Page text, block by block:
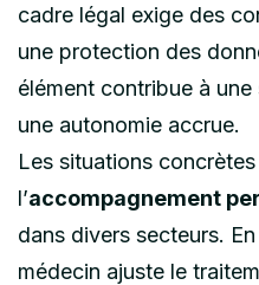
cadre légal exige des
une protection des
élément contribue à une
une autonomie accrue.
Les situations
l’accompagnement
dans divers secteurs.
médecin ajuste le